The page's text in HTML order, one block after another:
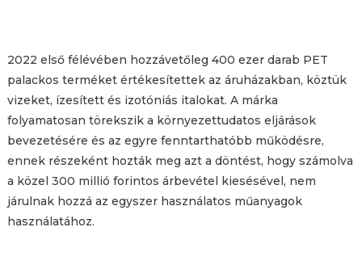
2022 első félévében hozzávetőleg 400 ezer darab PET
palackos terméket értékesítettek az áruházakban, köztük
vizeket, ízesített és izotóniás italokat. A márka
folyamatosan törekszik a környezettudatos eljárások
bevezetésére és az egyre fenntarthatóbb működésre,
ennek részeként hozták meg azt a döntést, hogy számolva
a közel 300 millió forintos árbevétel kiesésével, nem
járulnak hozzá az egyszer használatos műanyagok
használatához.